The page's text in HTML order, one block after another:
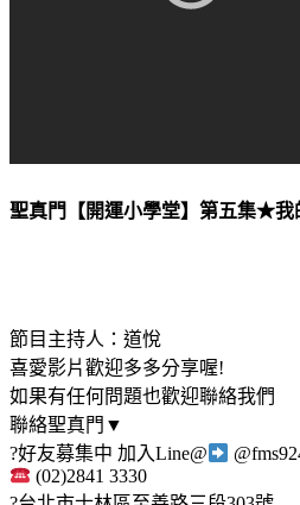
聖真門【開運小學堂】第五集★我
節目主持人：道悅
喜愛影片歡迎多多分享喔!
如果有任何問題也歡迎聯絡我們
聯絡聖真門▼
?好友募集中 加入Line@
(02)2841 3330